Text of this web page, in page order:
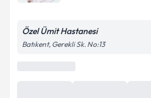
Özel Ümit Hastanesi
Batıkent, Gerekli Sk. No:13